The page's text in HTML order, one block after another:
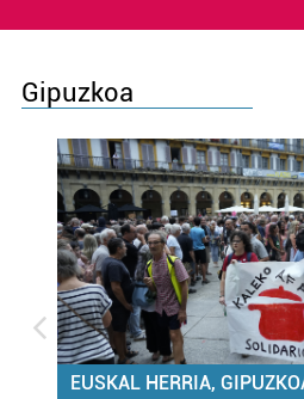
Gipuzkoa
EUSKAL HERRIA,